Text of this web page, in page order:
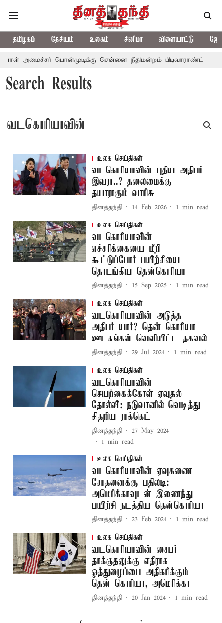
தமிழகம் தேசியம் உலகம் சினிமா விளையாட்டு
அமைச்சர் பொன்முடிக்கு சென்னை நீதிமன்றம் பிடிவாராண்ட்
Search Results
உலக செய்திகள்
வடகொரியாவின் புதிய அதிபர்
இவரா..? தலைமைக்கு
தயாராகும் வாரிசு
தினத்தந்தி 14 Feb 2026 1 min read
உலக செய்திகள்
வடகொரியாவின்
எச்சரிக்கையை மீறி
கூட்டுப்போர் பயிற்சியை
தொடங்கிய தென்கொரியா
தினத்தந்தி 15 Sep 2025 1 min read
உலக செய்திகள்
வடகொரியாவின் அடுத்த
அதிபர் யார்? தென் கொரியா
ஊடகங்கள் வெளியிட்ட தகவல்
தினத்தந்தி 29 Jul 2024 1 min read
உலக செய்திகள்
வடகொரியாவின்
செயற்கைக்கோள் ஏவுதல்
தோல்வி: நடுவானில் வெடித்து
சிதறிய ராக்கெட்
தினத்தந்தி
27 May 2024
1 min read
உலக செய்திகள்
வடகொரியாவின் ஏவுகணை
சோதனைக்கு பதிலடி:
அமெரிக்காவுடன் இணைந்து
பயிற்சி நடத்திய தென்கொரியா
தினத்தந்தி 23 Feb 2024 1 min read
உலக செய்திகள்
வடகொரியாவின் சைபர்
தாக்குதலுக்கு எதிராக
ஒத்துழைப்பை அதிகரிக்கும்
தென் கொரியா, அமெரிக்கா
தினத்தந்தி 20 Jan 2024 1 min read